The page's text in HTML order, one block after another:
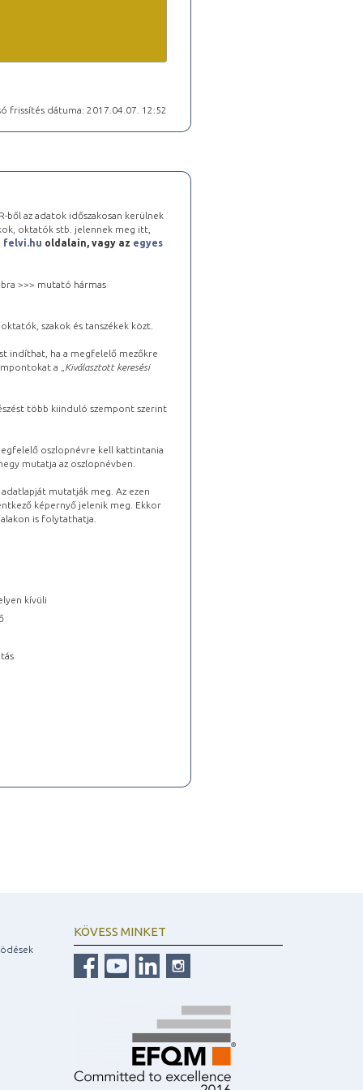
frissítés dátuma: 2017.04.07. 12:52
ből az adatok időszakosan kerülnek
oktatók stb. jelennek meg itt,
felvi.hu oldalain, vagy az egyes
>>> mutató hármas
szakok és tanszékek közt.
indíthat, ha a megfelelő mezőkre
a „ Kiválasztott keresési
több kiinduló szempont szerint
oszlopnévre kell kattintania
mutatja az oszlopnévben.
mutatják meg. Az ezen
képernyő jelenik meg. Ekkor
is folytathatja.
kívüli
KÖVESS MINKET